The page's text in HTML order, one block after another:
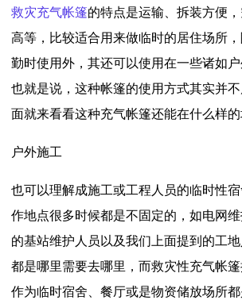
救灾充气帐篷的特点是运输、拆装方便
高等，比较适合用来做临时的居住场所
勤时使用外，其还可以使用在一些诸如户
也就是说，这种帐篷的使用方式其实并
面就来看看这种充气帐篷还能在什么样的
户外施工
也可以理解成施工或工程人员的临时性
作地点很多时候都是不固定的，如电网
的基站维护人员以及我们上面提到的工
都是哪里需要去哪里，而救灾性充气帐
作为临时宿舍、餐厅或是物资储放场所